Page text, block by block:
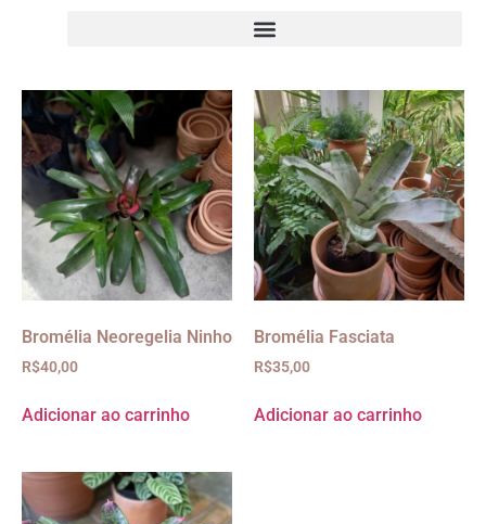
Bromélia Neoregelia Ninho
R$40,00
Adicionar ao carrinho
Bromélia Fasciata
R$35,00
Adicionar ao carrinho